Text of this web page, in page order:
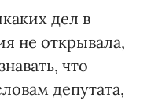
дел в
не открывала,
что
депутата,